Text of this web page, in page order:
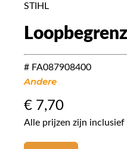
STIHL
# FA087908400
Andere
€ 7,70
Alle prijzen zijn inclusief